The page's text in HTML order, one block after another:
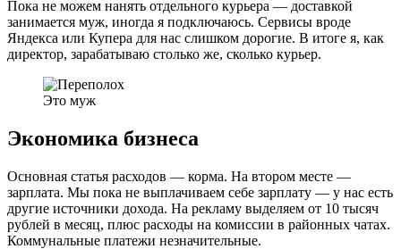
Пока не можем нанять отдельного курьера — доставкой
занимается муж, иногда я подключаюсь. Сервисы вроде
Яндекса или Купера для нас слишком дорогие. В итоге я, как
директор, зарабатываю столько же, сколько курьер.
Это муж
Экономика бизнеса
Основная статья расходов — корма. На втором месте —
зарплата. Мы пока не выплачиваем себе зарплату — у нас есть
другие источники дохода. На рекламу выделяем от 10 тысяч
рублей в месяц, плюс расходы на комиссии в районных чатах.
Коммунальные платежи незначительные.